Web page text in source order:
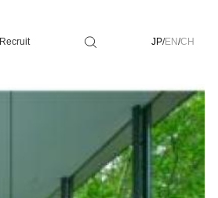
Recruit JP/EN/CH